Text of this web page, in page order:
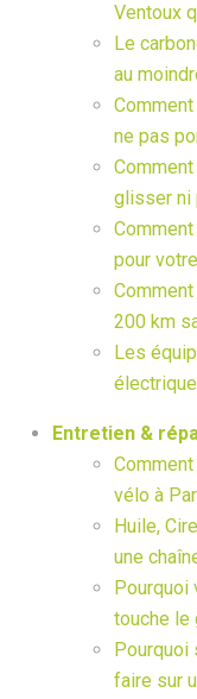
Ventoux
Le
au
ne pas
glisser ni
pour
200 km
Les
Entretien &
vélo à
Huile,
une
Pourquoi
touche le
Pourquoi
faire sur